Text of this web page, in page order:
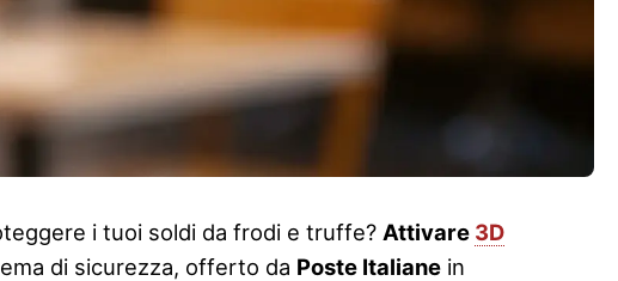
i tuoi soldi da frodi e truffe? Attivare 3D
di sicurezza, offerto da Poste Italiane in